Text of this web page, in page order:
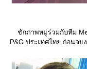
ชักภาพหมู่ร่วมกับทีม
P&G ประเทศไทย ก่อนจบ